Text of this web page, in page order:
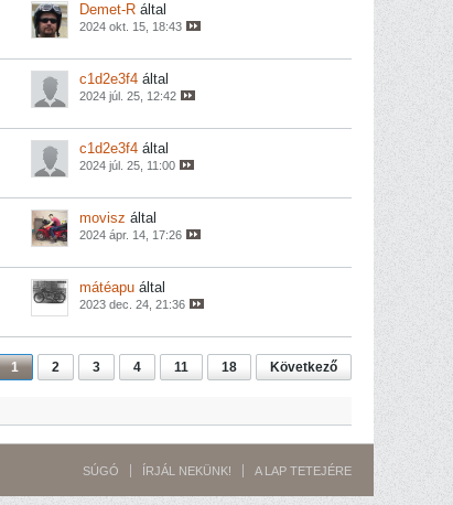
Demet-R által
2024 okt. 15, 18:43
c1d2e3f4 által
2024 júl. 25, 12:42
c1d2e3f4 által
2024 júl. 25, 11:00
movisz által
2024 ápr. 14, 17:26
mátéapu által
2023 dec. 24, 21:36
1 2 3 4 11 18 Következő
SÚGÓ ÍRJÁL NEKÜNK! A LAP TETEJÉRE